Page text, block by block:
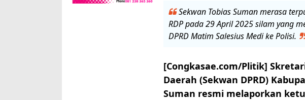
Sekwan Tobias Suman merasa
RDP pada 29 April 2025 silam yang
DPRD Matim Salesius Medi ke Polisi.
[Congkasae.com/Plitik]
Daerah (Sekwan DPRD)
Suman resmi melaporkan